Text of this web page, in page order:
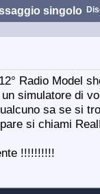
singolo
Radio Model
simulatore di
sa se si
si chiami
!!!!!!!!!!